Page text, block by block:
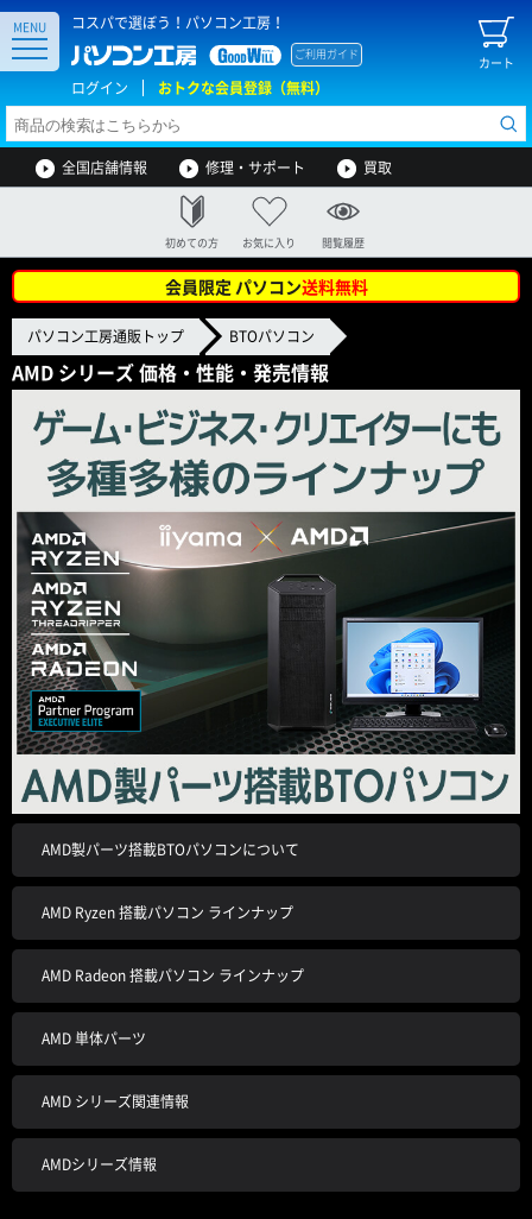
コスパで選ぼう！パソコン工房！
カート
ご利用ガイド
ログイン おトクな会員登録（無料）
MENU
全国店舗情報 修理・サポート 買取
初めての方 お気に入り 閲覧履歴
会員限定 パソコン送料無料
パソコン工房通販トップ BTOパソコン
AMD シリーズ 価格・性能・発売情報
AMD製パーツ搭載BTOパソコンについて
AMD Ryzen 搭載パソコン ラインナップ
AMD Radeon 搭載パソコン ラインナップ
AMD 単体パーツ
AMD シリーズ関連情報
AMDシリーズ情報